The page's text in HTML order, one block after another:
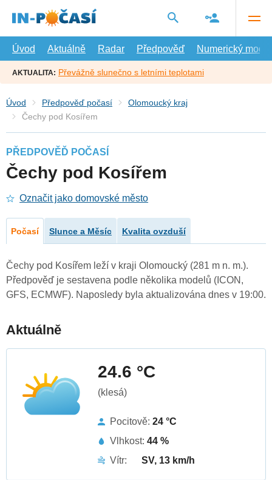
hlavní
Úvod
Aktuálně Radar Předpověď Numerický model
AKTUALITA: Převážně slunečno s letními teplotami
Úvod Předpověď počasí
Olomoucký kraj
Čechy pod Kosířem
PŘEDPOVĚĎ POČASÍ
Čechy pod Kosířem
Označit jako domovské město
Počasí Slunce a Měsíc Kvalita ovzduší
Čechy pod Kosířem leží v kraji Olomoucký (281 m n. m.).
Předpověď je sestavena podle několika modelů (ICON,
GFS, ECMWF). Naposledy byla aktualizována dnes v 19:00.
Aktuálně
24.6 °C
(klesá)
Pocitově: 24 °C
Vlhkost: 44 %
Vítr:
SV, 13 km/h